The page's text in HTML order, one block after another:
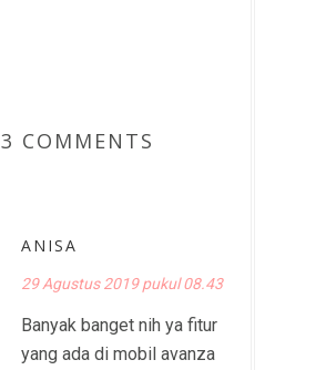
3 COMMENTS
ANISA
29 Agustus 2019 pukul 08.43
Banyak banget nih ya fitur
yang ada di mobil avanza